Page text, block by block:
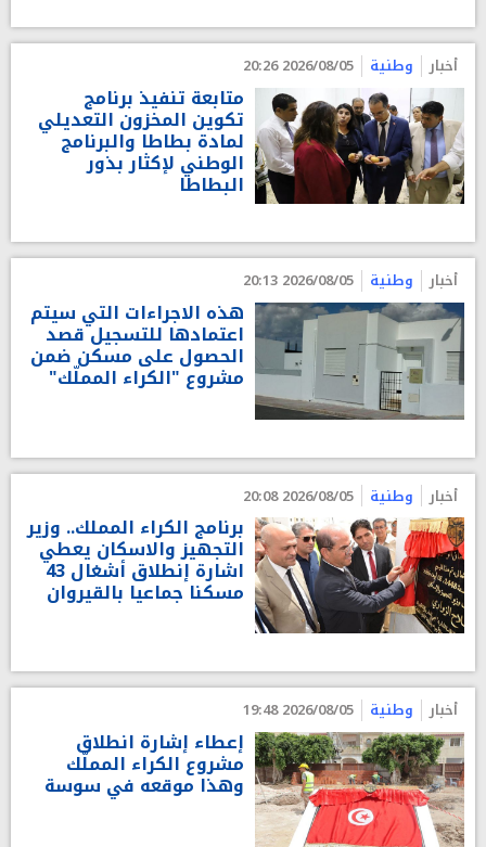
أخبار وطنية 2026/08/05 20:26
متابعة تنفيذ برنامج
تكوين المخزون التعديلي
لمادة بطاطا والبرنامج
الوطني لإكثار بذور
البطاطا
أخبار وطنية 2026/08/05 20:13
هذه الاجراءات التي سيتم
اعتمادها للتسجيل قصد
الحصول على مسكن ضمن
مشروع "الكراء المملّك"
أخبار وطنية 2026/08/05 20:08
برنامج الكراء المملك.. وزير
التجهيز والاسكان يعطي
اشارة إنطلاق أشغال 43
مسكنا جماعيا بالقيروان
أخبار وطنية 2026/08/05 19:48
إعطاء إشارة انطلاق
مشروع الكراء المملّك
وهذا موقعه في سوسة